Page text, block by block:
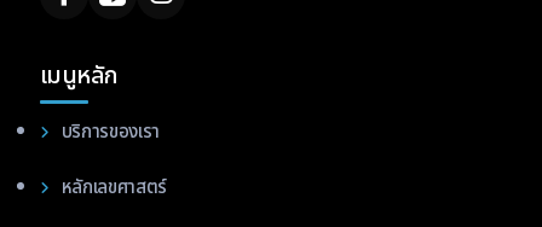
เมนูหลัก
บริการของเรา
หลักเลขศาสตร์